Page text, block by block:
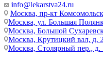
info@lekarstva24.ru
Москва, пр-кт
Москва, ул. Большая
Москва, Большой
Москва, Крутицкий вал, д.
Москва, Столярный пер., д.